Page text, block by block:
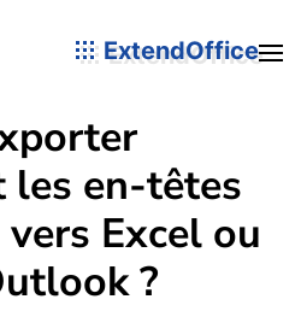
ExtendOffice
les en-têtes
Excel ou
?